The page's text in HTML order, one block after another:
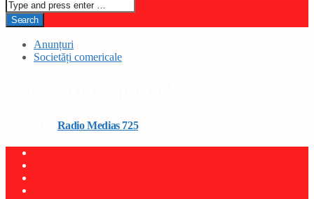
Anunțuri
Societăți comericale
Radio Medias 725on 25 august 2025